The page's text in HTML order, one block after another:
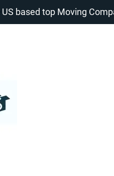
US based top Moving